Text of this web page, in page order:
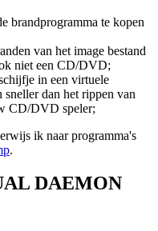
brandprogramma te kopen
van het image bestand
niet een CD/DVD;
in een virtuele
dan het rippen van
CD/DVD speler;
ik naar programma's
.
DAEMON